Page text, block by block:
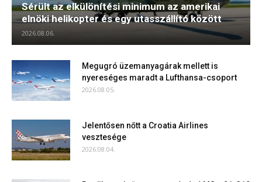
Sérült az elkülönítési minimum az amerikai
elnöki helikopter és egy utasszállító között
2026.08.06.
Megugró üzemanyagárak mellett is
nyereséges maradt a Lufthansa-csoport
2026.08.05.
Jelentősen nőtt a Croatia Airlines
vesztesége
2026.08.04.